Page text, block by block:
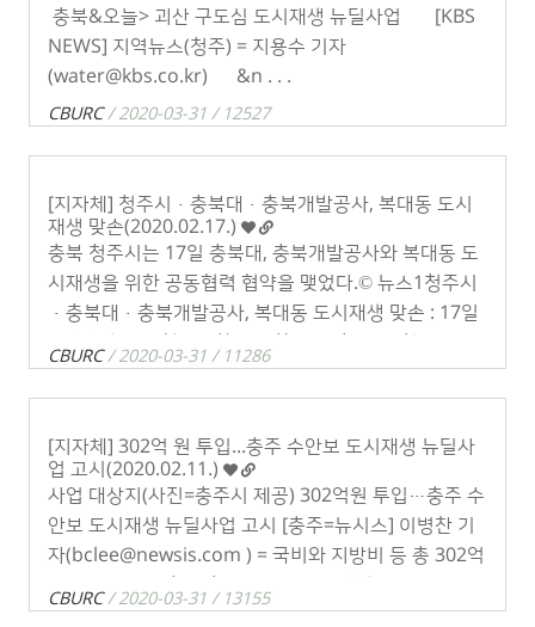
​충북&오늘> 괴산 구도심 도시재생 뉴딜사업 ​[KBS
NEWS] 지역뉴스(청주) = 지용수 기자
(water@kbs.co.kr) &n . . .
CBURC/ 2020-03-31 / 12527
[지자체] 청주시·충북대·충북개발공사, 복대동 도시
재생 맞손(2020.02.17.)
충북 청주시는 17일 충북대, 충북개발공사와 복대동 도
시재생을 위한 공동협력 협약을 맺었다.© 뉴스1청주시
·충북대·충북개발공사, 복대동 도시재생 맞손 : 17일
1] 남궁형진 기자(nghj@news . . .
CBURC/ 2020-03-31 / 11286
[지자체] 302억 원 투입...충주 수안보 도시재생 뉴딜사
업 고시(2020.02.11.)
사업 대상지(사진=충주시 제공) 302억원 투입…충주 수
안보 도시재생 뉴딜사업 고시​​ [충주=뉴시스] 이병찬 기
자(bclee@newsis.com ) = 국비와 지방비 등 총 302억
.
CBURC/ 2020-03-31 / 13155